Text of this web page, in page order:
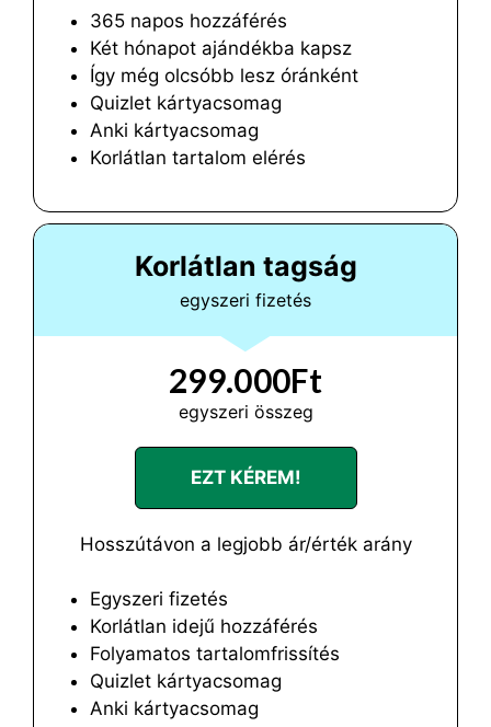
365 napos hozzáférés
Két hónapot ajándékba kapsz
Így még olcsóbb lesz óránként
Quizlet kártyacsomag
Anki kártyacsomag
Korlátlan tartalom elérés
Korlátlan tagság
egyszeri fizetés
299.000Ft
egyszeri összeg
EZT KÉREM!
Hosszútávon a legjobb ár/érték arány
Egyszeri fizetés
Korlátlan idejű hozzáférés
Folyamatos tartalomfrissítés
Quizlet kártyacsomag
Anki kártyacsomag